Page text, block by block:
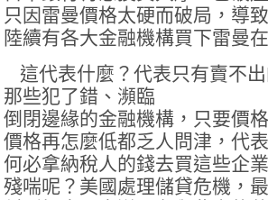
只因雷曼價格太硬而破局，導
陸續有各大金融機構買下雷曼
這代表什麼？代表只有賣不
那些犯了錯、瀕臨
倒閉邊緣的金融機構，只要價
價格再怎麼低都乏人問津，代
何必拿納稅人的錢去買這些企
殘喘呢？美國處理儲貸危機，